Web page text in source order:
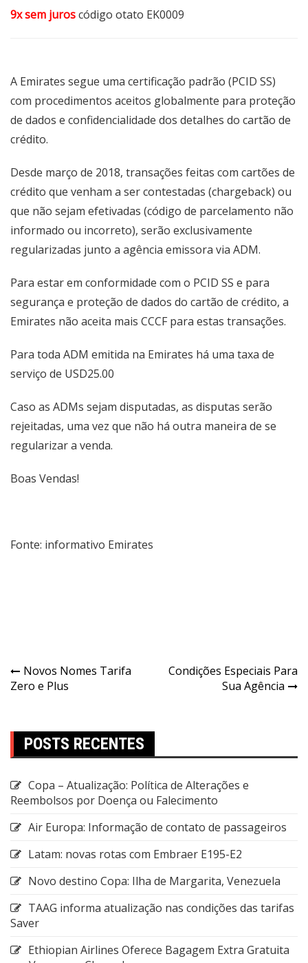
9x sem juroscódigo otato EK0009
A Emirates segue uma certificação padrão (PCID SS)
com procedimentos aceitos globalmente para proteção
de dados e confidencialidade dos detalhes do cartão de
crédito.
Desde março de 2018, transações feitas com cartões de
crédito que venham a ser contestadas (chargeback) ou
que não sejam efetivadas (código de parcelamento não
informado ou incorreto), serão exclusivamente
regularizadas junto a agência emissora via ADM.
Para estar em conformidade com o PCID SS e para
segurança e proteção de dados do cartão de crédito, a
Emirates não aceita mais CCCF para estas transações.
Para toda ADM emitida na Emirates há uma taxa de
serviço de USD25.00
Caso as ADMs sejam disputadas, as disputas serão
rejeitadas, uma vez que não há outra maneira de se
regularizar a venda.
Boas Vendas!
Fonte: informativo Emirates
Novos Nomes Tarifa
Zero e Plus
Condições Especiais Para
Sua Agência
POSTS RECENTES
Copa – Atualização: Política de Alterações e
Reembolsos por Doença ou Falecimento
Air Europa: Informação de contato de passageiros
Latam: novas rotas com Embraer E195-E2
Novo destino Copa: Ilha de Margarita, Venezuela
TAAG informa atualização nas condições das tarifas
Saver
Ethiopian Airlines Oferece Bagagem Extra Gratuita